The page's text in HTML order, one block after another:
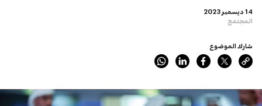
14 ديسمبر 2023
المجتمع
شارك الموضوع